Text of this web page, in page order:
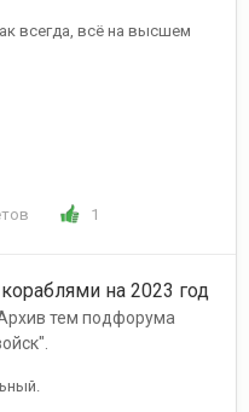
всегда, всё на высшем
1
на 2023 год
тем подфорума